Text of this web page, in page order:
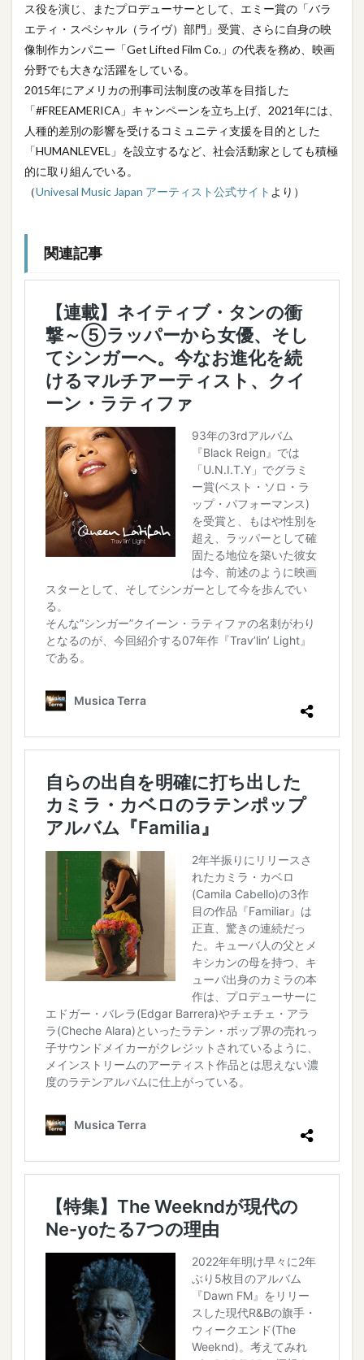
ス役を演じ、またプロデューサーとして、エミー賞の「バラ
エティ・スペシャル（ライヴ）部門」受賞、さらに自身の映
像制作カンパニー「Get Lifted Film Co.」の代表を務め、映画
分野でも大きな活躍をしている。
2015年にアメリカの刑事司法制度の改革を目指した
「#FREEAMERICA」キャンペーンを立ち上げ、2021年には、
人種的差別の影響を受けるコミュニティ支援を目的とした
「HUMANLEVEL」を設立するなど、社会活動家としても積極
的に取り組んでいる。
（Univesal Music Japan アーティスト公式サイト より）
関連記事